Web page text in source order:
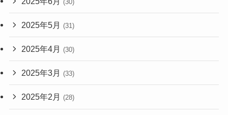
(30)
2025年5月 (31)
2025年4月 (30)
2025年3月 (33)
2025年2月 (28)